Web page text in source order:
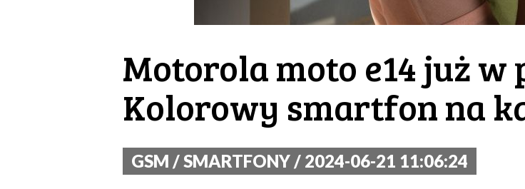
Motorola moto e14 już
Kolorowy smartfon na
GSM / SMARTFONY / 2024-06-21 11:06:24